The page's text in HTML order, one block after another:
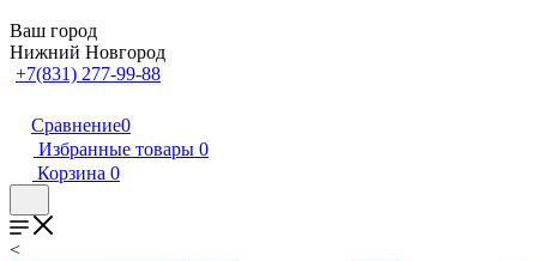
Ваш город
Нижний Новгород
+7(831) 277-99-88
Сравнение0
Избранные товары 0
Корзина 0
<